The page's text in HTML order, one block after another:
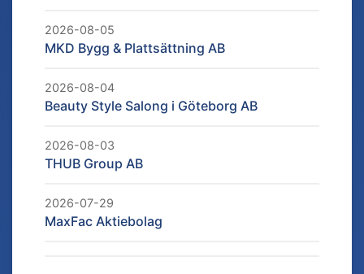
2026-08-05
MKD Bygg & Plattsättning AB
2026-08-04
Beauty Style Salong i Göteborg AB
2026-08-03
THUB Group AB
2026-07-29
MaxFac Aktiebolag